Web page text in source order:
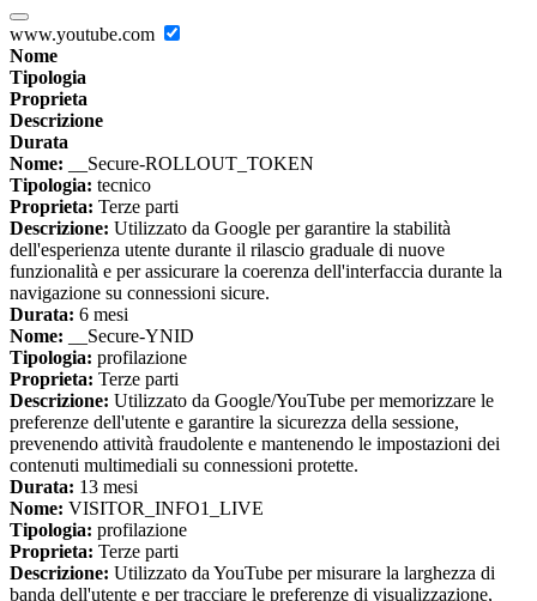
www.youtube.com
Nome
Tipologia
Proprieta
Descrizione
Durata
Nome: __Secure-ROLLOUT_TOKEN
Tipologia: tecnico
Proprieta: Terze parti
Descrizione: Utilizzato da Google per garantire la stabilità
dell'esperienza utente durante il rilascio graduale di nuove
funzionalità e per assicurare la coerenza dell'interfaccia durante la
navigazione su connessioni sicure.
Durata: 6 mesi
Nome: __Secure-YNID
Tipologia: profilazione
Proprieta: Terze parti
Descrizione: Utilizzato da Google/YouTube per memorizzare le
preferenze dell'utente e garantire la sicurezza della sessione,
prevenendo attività fraudolente e mantenendo le impostazioni dei
contenuti multimediali su connessioni protette.
Durata: 13 mesi
Nome: VISITOR_INFO1_LIVE
Tipologia: profilazione
Proprieta: Terze parti
Descrizione: Utilizzato da YouTube per misurare la larghezza di
banda dell'utente e per tracciare le preferenze di visualizzazione,